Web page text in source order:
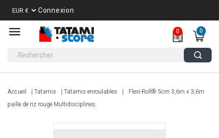
Connexion
0
0
Accueil Tatamis Tatamis enroulables
Flexi-Roll® 5cm 3,6m x 3,6m
paille de riz rouge Multidisciplines